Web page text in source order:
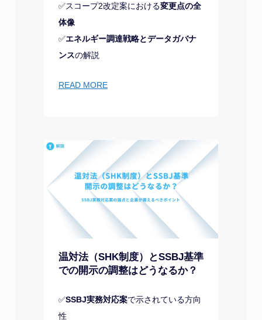
✅スコープ2改定案における変更点の全
体像
✅エネルギー調達戦略とデータガバナ
ンスの解説
READ MORE
温対法（SHK制度）とSSBJ基準
での開示の調整はどうなるか？
✅SSBJ実務対応案で示されている方向
性